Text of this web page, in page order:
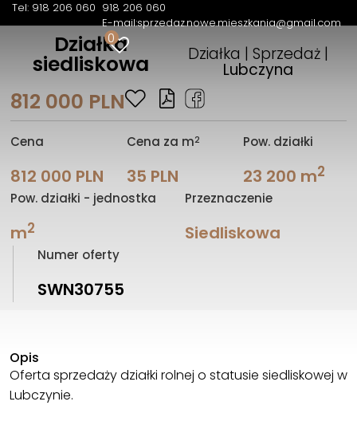
Tel: 918 206 060 918 206 060
E-mail:sprzedaz.nowe.mieszkania@gmail.com
0
Działka
siedliskowa Działka | Sprzedaż |
Lubczyna
812 000 PLN
Cena
812 000 PLN
Cena za m2
35 PLN
Pow. działki
23 200 m2
Pow. działki - jednostka
m2
Przeznaczenie
Siedliskowa
Numer oferty
SWN30755
Opis
Oferta sprzedaży działki rolnej o statusie siedliskowej w
Lubczynie.